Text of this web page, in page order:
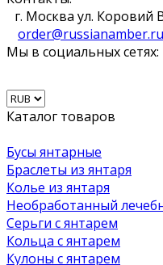
г. Москва ул. Коровий
order@russianamber.ru
Мы в социальных сетях:
Каталог товаров
Бусы янтарные
Браслеты из янтаря
Колье из янтаря
Необработанный
Серьги с янтарем
Кольца с янтарем
Кулоны с янтарем